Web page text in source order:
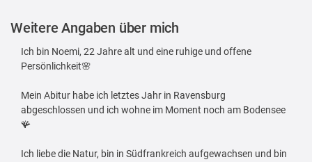
Weitere Angaben über mich
Ich bin Noemi, 22 Jahre alt und eine ruhige und offene
Persönlichkeit🌸
Mein Abitur habe ich letztes Jahr in Ravensburg
abgeschlossen und ich wohne im Moment noch am Bodensee
🪸
Ich liebe die Natur, bin in Südfrankreich aufgewachsen und bin